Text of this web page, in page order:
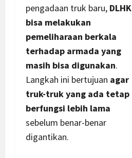
pengadaan truk baru, DLHK
bisa melakukan
pemeliharaan berkala
terhadap armada yang
masih bisa digunakan.
Langkah ini bertujuan agar
truk-truk yang ada tetap
berfungsi lebih lama
sebelum benar-benar
digantikan.